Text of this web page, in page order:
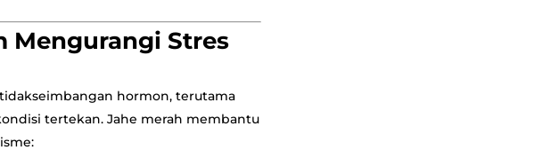
Mengurangi Stres
hormon, terutama
tertekan. Jahe merah membantu